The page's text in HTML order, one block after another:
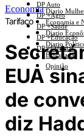
DP Auto
DP +Agro
DP +Saúde
DP +Educação
DP +Ciências
Diario
Economia e
Diario
Diario
Esplanada
Opinião
Economia
Tarifaço
EUA
de
diz